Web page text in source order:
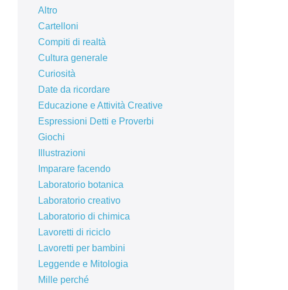
Altro
Cartelloni
Compiti di realtà
Cultura generale
Curiosità
Date da ricordare
Educazione e Attività Creative
Espressioni Detti e Proverbi
Giochi
Illustrazioni
Imparare facendo
Laboratorio botanica
Laboratorio creativo
Laboratorio di chimica
Lavoretti di riciclo
Lavoretti per bambini
Leggende e Mitologia
Mille perché